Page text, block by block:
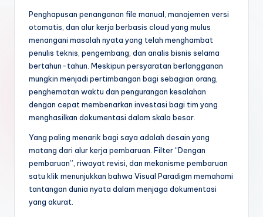
Penghapusan penanganan file manual, manajemen versi
otomatis, dan alur kerja berbasis cloud yang mulus
menangani masalah nyata yang telah menghambat
penulis teknis, pengembang, dan analis bisnis selama
bertahun-tahun. Meskipun persyaratan berlangganan
mungkin menjadi pertimbangan bagi sebagian orang,
penghematan waktu dan pengurangan kesalahan
dengan cepat membenarkan investasi bagi tim yang
menghasilkan dokumentasi dalam skala besar.
Yang paling menarik bagi saya adalah desain yang
matang dari alur kerja pembaruan. Filter “Dengan
pembaruan”, riwayat revisi, dan mekanisme pembaruan
satu klik menunjukkan bahwa Visual Paradigm memahami
tantangan dunia nyata dalam menjaga dokumentasi
yang akurat.